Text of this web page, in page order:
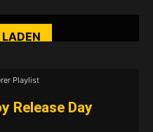
Playlist
Release Day